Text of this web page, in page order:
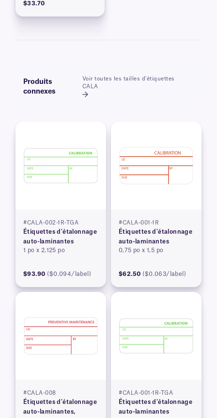
$33.70
Produits
connexes
Voir toutes les tailles d'étiquettes
CALA
#CALA-002-1R-TGA
Étiquettes d'étalonnage
auto-laminantes
1 po x 2,125 po
$93.90 ($0.094/label)
#CALA-001-1R
Étiquettes d'étalonnage
auto-laminantes
0,75 po x 1,5 po
$62.50 ($0.063/label)
#CALA-008
Étiquettes d'étalonnage
auto-laminantes,
#CALA-001-1R-TGA
Étiquettes d'étalonnage
auto-laminantes